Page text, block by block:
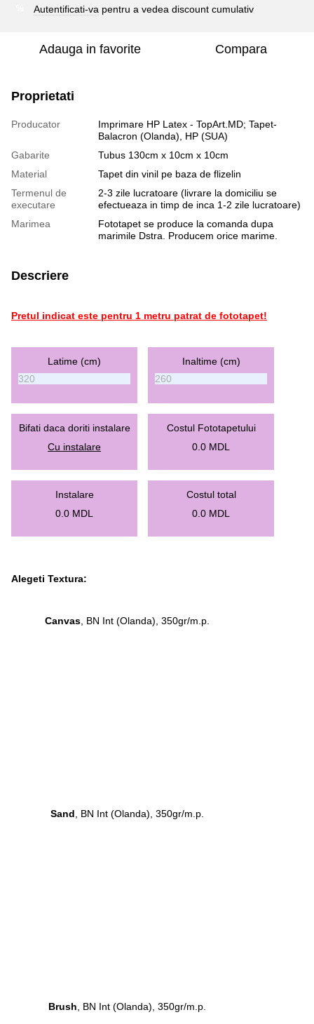
Autentificati-va pentru a vedea discount cumulativ
Adauga in favorite Compara
Proprietati
Producator
Imprimare HP Latex - TopArt.MD; Tapet-
Balacron (Olanda), HP (SUA)
Gabarite
Tubus 130cm x 10cm x 10cm
Material
Tapet din vinil pe baza de flizelin
Termenul de
executare
2-3 zile lucratoare (livrare la domiciliu se
efectueaza in timp de inca 1-2 zile lucratoare)
Marimea
Fototapet se produce la comanda dupa
marimile Dstra. Producem orice marime.
Descriere
Pretul indicat este pentru 1 metru patrat de fototapet!
Latime (cm) Inaltime (cm)
Bifati daca doriti instalare
Cu instalare
Costul Fototapetului
0.0 MDL
Instalare
0.0 MDL
Costul total
0.0 MDL
Alegeti Textura:
Canvas, BN Int (Olanda), 350gr/m.p.
Sand , BN Int (Olanda), 350gr/m.p.
Brush , BN Int (Olanda), 350gr/m.p.